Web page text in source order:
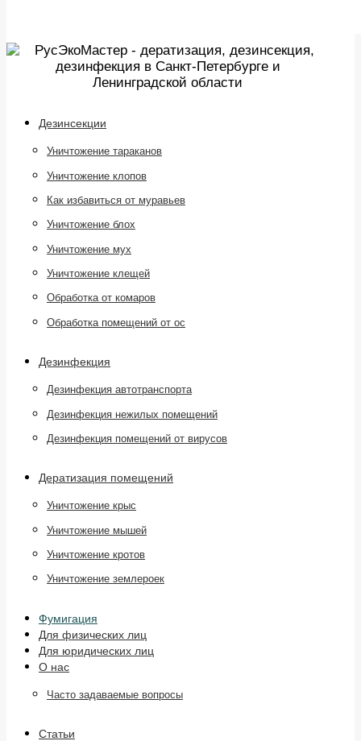
Дезинсекции
Уничтожение тараканов
Уничтожение клопов
Как избавиться от муравьев
Уничтожение блох
Уничтожение мух
Уничтожение клещей
Обработка от комаров
Обработка помещений от ос
Дезинфекция
Дезинфекция автотранспорта
Дезинфекция нежилых помещений
Дезинфекция помещений от вирусов
Дератизация помещений
Уничтожение крыс
Уничтожение мышей
Уничтожение кротов
Уничтожение землероек
Фумигация
Для физических лиц
Для юридических лиц
О нас
Часто задаваемые вопросы
Статьи